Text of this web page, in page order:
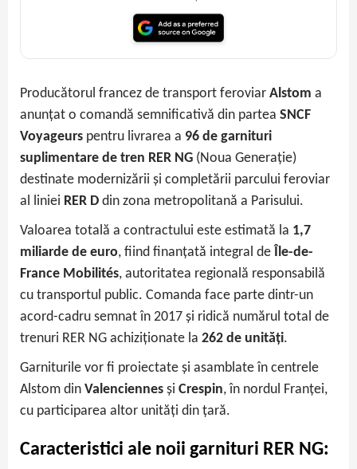
Producătorul francez de transport feroviar Alstom a
anunțat o comandă semnificativă din partea SNCF
Voyageurs pentru livrarea a 96 de garnituri
suplimentare de tren RER NG (Noua Generație)
destinate modernizării și completării parcului feroviar
al liniei RER D din zona metropolitană a Parisului.
Valoarea totală a contractului este estimată la 1,7
miliarde de euro, fiind finanțată integral de Île-de-
France Mobilités, autoritatea regională responsabilă
cu transportul public. Comanda face parte dintr-un
acord-cadru semnat în 2017 și ridică numărul total de
trenuri RER NG achiziționate la 262 de unități.
Garniturile vor fi proiectate și asamblate în centrele
Alstom din Valenciennes și Crespin, în nordul Franței,
cu participarea altor unități din țară.
Caracteristici ale noii garnituri RER NG: